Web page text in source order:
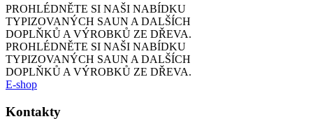
PROHLÉDNĚTE SI NAŠI NABÍDKU
TYPIZOVANÝCH SAUN A DALŠÍCH
DOPLŇKŮ A VÝROBKŮ ZE DŘEVA.
PROHLÉDNĚTE SI NAŠI NABÍDKU
TYPIZOVANÝCH SAUN A DALŠÍCH
DOPLŇKŮ A VÝROBKŮ ZE DŘEVA.
E-shop
Kontakty